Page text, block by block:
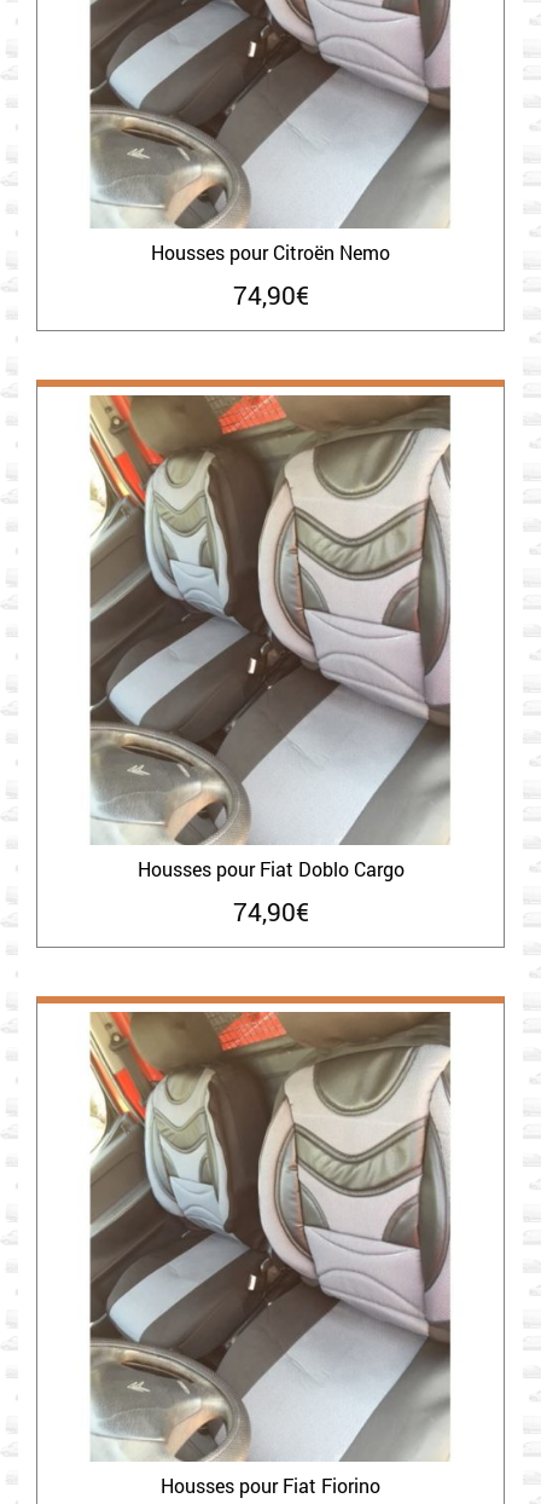
Housses pour Citroën Nemo
74,90€
Housses pour Fiat Doblo Cargo
74,90€
Housses pour Fiat Fiorino